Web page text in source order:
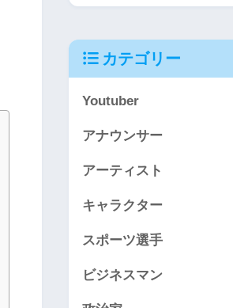
カテゴリー
Youtuber
アナウンサー
アーティスト
キャラクター
スポーツ選手
ビジネスマン